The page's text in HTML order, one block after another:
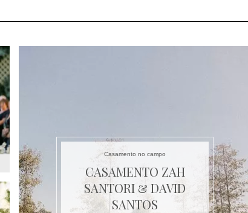
Casamento no campo
CASAMENTO ZAH
SANTORI & DAVID
SANTOS